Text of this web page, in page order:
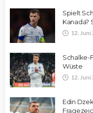
Spielt
Kanada?
12. Juni
Schalke-
Wüste
12. Juni
Edin